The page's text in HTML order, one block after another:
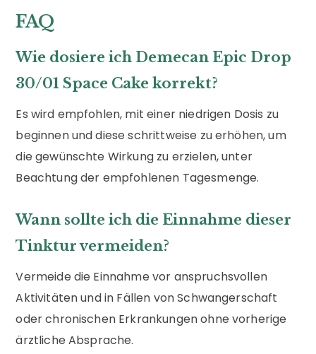
FAQ
Wie dosiere ich Demecan Epic Drop
30/01 Space Cake korrekt?
Es wird empfohlen, mit einer niedrigen Dosis zu
beginnen und diese schrittweise zu erhöhen, um
die gewünschte Wirkung zu erzielen, unter
Beachtung der empfohlenen Tagesmenge.
Wann sollte ich die Einnahme dieser
Tinktur vermeiden?
Vermeide die Einnahme vor anspruchsvollen
Aktivitäten und in Fällen von Schwangerschaft
oder chronischen Erkrankungen ohne vorherige
ärztliche Absprache.